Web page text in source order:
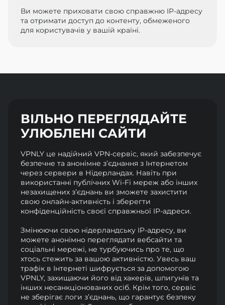
Ви можете приховати свою справжню IP-адресу
та отримати доступ до контенту, обмеженого
для користувачів у вашій країні.
ВІЛЬНО ПЕРЕГЛЯДАЙТЕ
УЛЮБЛЕНІ САЙТИ
VPNLY це надійний VPN-сервіс, який забезпечує
безпечне та анонімне з’єднання з Інтернетом
через сервери в Нідерландах. Навіть при
використанні публічних Wi-Fi мереж або інших
незахищених з’єднань ви зможете захистити
свою онлайн-активність і зберегти
конфіденційність своєї справжньої IP-адреси.
Змінюючи свою нідерландську IP-адресу, ви
можете анонімно переглядати вебсайти та
соціальні мережі, не турбуючись про те, що
хтось стежить за вашою активністю. Увесь ваш
трафік в Інтернеті шифрується за допомогою
VPNLY, захищаючи його від хакерів, шпигунів та
інших несанкціонованих осіб. Крім того, сервіс
не зберігає логи з’єднань, що гарантує безпеку